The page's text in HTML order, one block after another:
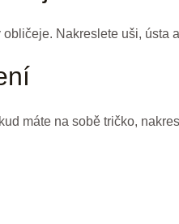
Nakreslete uši, ústa
máte na sobě tričko,